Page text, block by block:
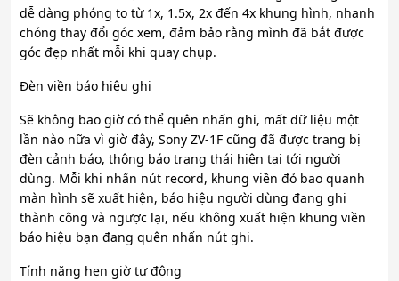
dễ dàng phóng to từ 1x, 1.5x, 2x đến 4x khung hình, nhanh
chóng thay đổi góc xem, đảm bảo rằng mình đã bắt được
góc đẹp nhất mỗi khi quay chụp.
Đèn viền báo hiệu ghi
Sẽ không bao giờ có thể quên nhấn ghi, mất dữ liệu một
lần nào nữa vì giờ đây, Sony ZV-1F cũng đã được trang bị
đèn cảnh báo, thông báo trạng thái hiện tại tới người
dùng. Mỗi khi nhấn nút record, khung viền đỏ bao quanh
màn hình sẽ xuất hiện, báo hiệu người dùng đang ghi
thành công và ngược lại, nếu không xuất hiện khung viền
báo hiệu bạn đang quên nhấn nút ghi.
Tính năng hẹn giờ tự động